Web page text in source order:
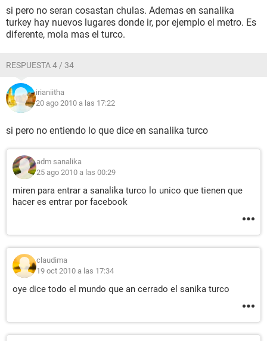
si pero no seran cosastan chulas. Ademas en sanalika
turkey hay nuevos lugares donde ir, por ejemplo el metro. Es
diferente, mola mas el turco.
RESPUESTA 4 / 34
irianiitha
20 ago 2010 a las 17:22
si pero no entiendo lo que dice en sanalika turco
adm sanalika
25 ago 2010 a las 00:29
miren para entrar a sanalika turco lo unico que tienen que
hacer es entrar por facebook
claudima
19 oct 2010 a las 17:34
oye dice todo el mundo que an cerrado el sanika turco